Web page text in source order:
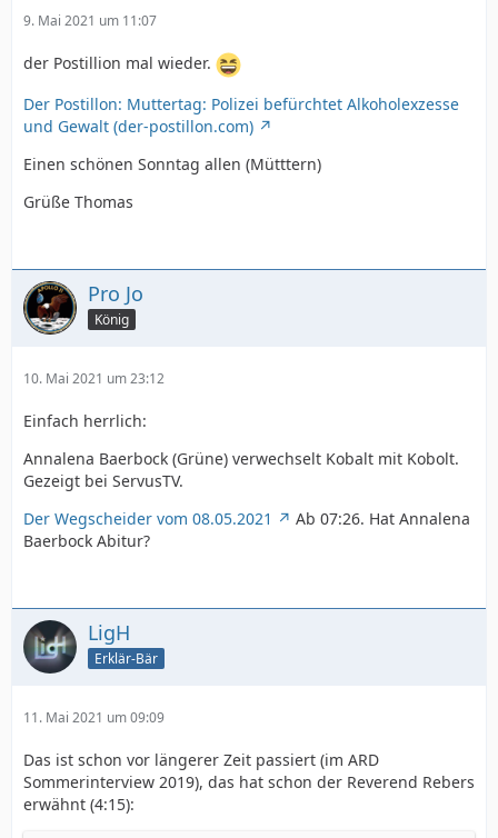
9. Mai 2021 um 11:07
der Postillion mal wieder.
Der Postillon: Muttertag: Polizei befürchtet Alkoholexzesse
und Gewalt (der-postillon.com)
Einen schönen Sonntag allen (Mütttern)
Grüße Thomas
Pro Jo
König
10. Mai 2021 um 23:12
Einfach herrlich:
Annalena Baerbock (Grüne) verwechselt Kobalt mit Kobolt.
Gezeigt bei ServusTV.
Der Wegscheider vom 08.05.2021
Ab 07:26. Hat Annalena
Baerbock Abitur?
LigH
Erklär-Bär
11. Mai 2021 um 09:09
Das ist schon vor längerer Zeit passiert (im ARD
Sommerinterview 2019), das hat schon der Reverend Rebers
erwähnt (4:15):